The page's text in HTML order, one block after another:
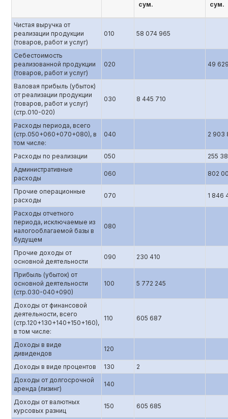
сум.
сум.
Чистая выручка от
реализации продукции
(товаров, работ и услуг)
010 58 074 965
Себестоимость
реализованной продукции
(товаров, работ и услуг)
020 49
Валовая прибыль (убыток)
от реализации продукции
(товаров, работ и услуг)
(стр.010-020)
030 8 445 710
Расходы периода, всего
(стр.050+060+070+080), в
том числе:
040 2 903
Расходы по реализации 050
255
Административные
расходы
060 802
Прочие операционные
расходы
070 1 846
Расходы отчетного
периода, исключаемые из
налогооблагаемой базы в
будущем
080
Прочие доходы от
основной деятельности
090 230 410
Прибыль (убыток) от
основной деятельности
(стр.0З0-040+090)
100 5 772 245
Доходы от финансовой
деятельности, всего
(стр.120+130+140+150+160),
в том числе:
110 605 687
Доходы в виде
дивидендов
120
Доходы в виде процентов 130
2
Доходы от долгосрочной
аренда (лизинг)
140
Доходы от валютных
курсовых разниц
150 605 685